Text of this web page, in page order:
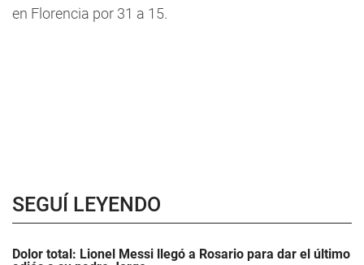
en Florencia por 31 a 15.
SEGUÍ LEYENDO
Dolor total: Lionel Messi llegó a Rosario para dar el último